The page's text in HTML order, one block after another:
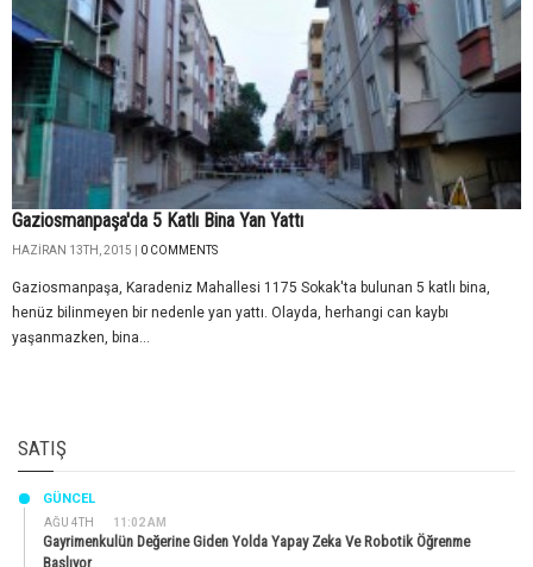
Gaziosmanpaşa'da 5 Katlı Bina Yan Yattı
HAZIRAN 13TH, 2015 | 0 COMMENTS
Gaziosmanpaşa, Karadeniz Mahallesi 1175 Sokak'ta bulunan 5 katlı bina,
henüz bilinmeyen bir nedenle yan yattı. Olayda, herhangi can kaybı
yaşanmazken, bina...
SATIŞ
AĞU 4TH 11:02 AM
GÜNCEL
Gayrimenkulün Değerine Giden Yolda Yapay Zeka Ve Robotik Öğrenme
Başlıyor